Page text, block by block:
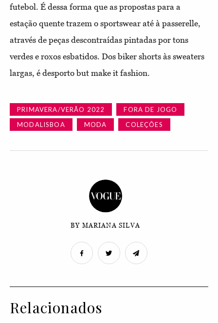
futebol. É dessa forma que as propostas para a
estação quente trazem o sportswear até à passerelle,
através de peças descontraídas pintadas por tons
verdes e roxos esbatidos. Dos biker shorts às sweaters
largas, é desporto but make it fashion.
PRIMAVERA/VERÃO 2022
FORA DE JOGO
MODALISBOA
MODA COLEÇÕES
BY MARIANA SILVA
Relacionados